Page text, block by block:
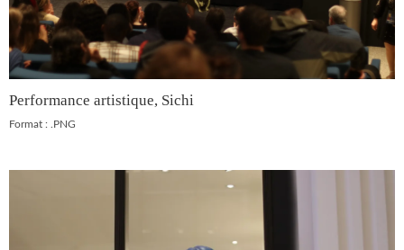
Performance artistique, Sichi
Format : .PNG